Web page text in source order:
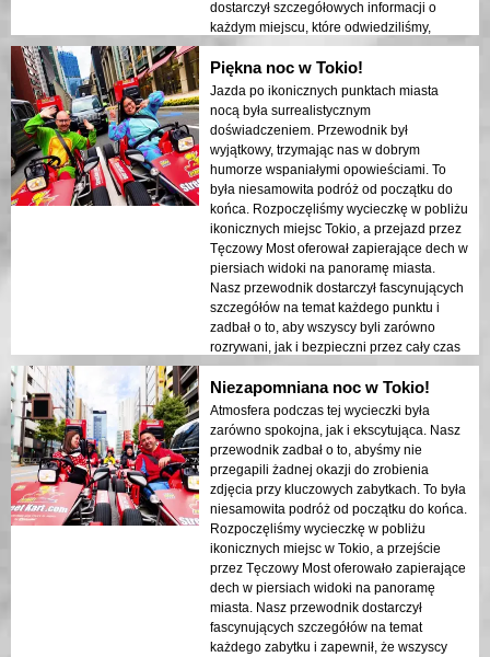
dostarczył szczegółowych informacji o
każdym miejscu, które odwiedziliśmy,
dzieląc się interesującymi historiami i
zapewniając, że wszyscy czuli się
bezpiecznie i komfortowo. Atmosfera w
nocy była spokojna, a jednocześnie
ekscytująca, a ja byłem zdumiony
kontrastem między nowoczesnymi
wieżowcami a historyczną architekturą. Ta
wycieczka to doskonałe połączenie
przygody i edukacji, dające podróżnym
unikalny wgląd w piękno Tokio po zmroku.
Piękna noc w Tokio!
Jazda po ikonicznych punktach miasta
nocą była surrealistycznym
doświadczeniem. Przewodnik był
wyjątkowy, trzymając nas w dobrym
humorze wspaniałymi opowieściami. To
była niesamowita podróż od początku do
końca. Rozpoczęliśmy wycieczkę w pobliżu
ikonicznych miejsc Tokio, a przejazd przez
Tęczowy Most oferował zapierające dech w
piersiach widoki na panoramę miasta.
Nasz przewodnik dostarczył fascynujących
szczegółów na temat każdego punktu i
zadbał o to, aby wszyscy byli zarówno
rozrywani, jak i bezpieczni przez cały czas
trwania doświadczenia. Światła miasta
odbijające się w zatoce stworzyły senna
atmosferę, która pozostawiła trwałe
wrażenie. Ta wycieczka jest idealna dla
osób odwiedzających po raz pierwszy,
które pragną połączyć przygodę z
zwiedzaniem. Kontrast między
nowoczesnymi strukturami Tokio a
historycznymi obszarami był pięknie
ukazany w nocnych światłach. Gorąco
polecam tę wycieczkę każdemu!
Niezapomniana noc w Tokio!
Atmosfera podczas tej wycieczki była
zarówno spokojna, jak i ekscytująca. Nasz
przewodnik zadbał o to, abyśmy nie
przegapili żadnej okazji do zrobienia
zdjęcia przy kluczowych zabytkach. To była
niesamowita podróż od początku do końca.
Rozpoczęliśmy wycieczkę w pobliżu
ikonicznych miejsc w Tokio, a przejście
przez Tęczowy Most oferowało zapierające
dech w piersiach widoki na panoramę
miasta. Nasz przewodnik dostarczył
fascynujących szczegółów na temat
każdego zabytku i zapewnił, że wszyscy